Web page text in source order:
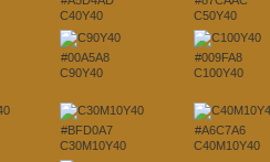
C40Y40
C50Y40
#00A5A8
C90Y40
#009FA8
C100Y40
#BFD0A7
C30M10Y40
#A6C7A6
C40M10Y40